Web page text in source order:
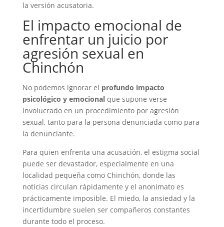
la versión acusatoria.
El impacto emocional de
enfrentar un juicio por
agresión sexual en
Chinchón
No podemos ignorar el profundo impacto
psicológico y emocionalque supone verse
involucrado en un procedimiento por agresión
sexual, tanto para la persona denunciada como para
la denunciante.
Para quien enfrenta una acusación, el estigma social
puede ser devastador, especialmente en una
localidad pequeña como Chinchón, donde las
noticias circulan rápidamente y el anonimato es
prácticamente imposible. El miedo, la ansiedad y la
incertidumbre suelen ser compañeros constantes
durante todo el proceso.